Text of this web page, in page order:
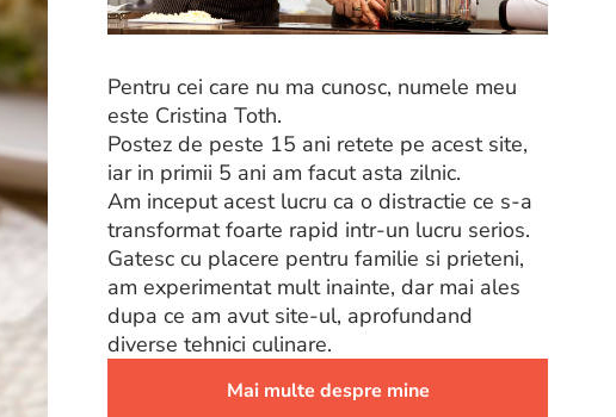
Pentru cei care nu ma cunosc, numele meu
este Cristina Toth.
Postez de peste 15 ani retete pe acest site,
iar in primii 5 ani am facut asta zilnic.
Am inceput acest lucru ca o distractie ce s-a
transformat foarte rapid intr-un lucru serios.
Gatesc cu placere pentru familie si prieteni,
am experimentat mult inainte, dar mai ales
dupa ce am avut site-ul, aprofundand
diverse tehnici culinare.
Mai multe despre mine